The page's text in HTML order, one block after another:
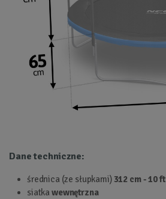
Dane techniczne:
średnica (ze słupkami) 312 cm - 10 ft
siatka wewnętrzna